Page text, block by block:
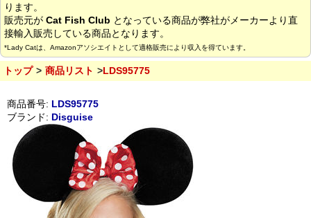
ります。
販売元が Cat Fish Club となっている商品が弊社がメーカーより直
接輸入販売している商品となります。
*Lady Catは、Amazonアソシエイトとして適格販売により収入を得ています。
トップ 商品リスト LDS95775
商品番号: LDS95775
ブランド: Disguise